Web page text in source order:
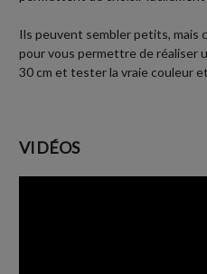
Ils peuvent sembler petits, mais
pour vous permettre de réaliser
30 cm et tester la vraie couleur
VIDÉOS